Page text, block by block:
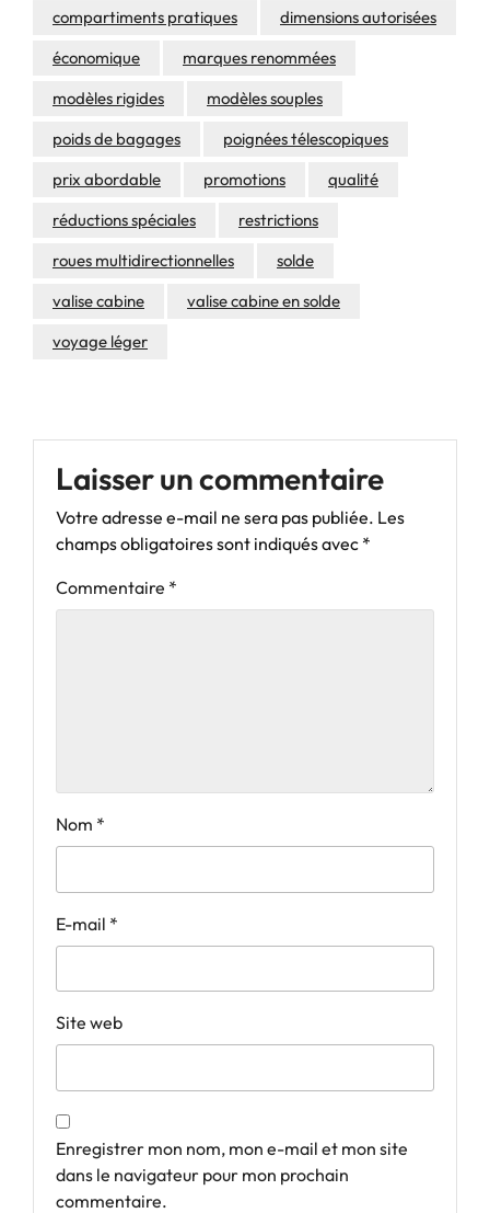
compartiments pratiques
dimensions autorisées
économique
marques renommées
modèles rigides
modèles souples
poids de bagages
poignées télescopiques
prix abordable
promotions
qualité
réductions spéciales
restrictions
roues multidirectionnelles
solde
valise cabine
valise cabine en solde
voyage léger
Laisser un commentaire
Votre adresse e-mail ne sera pas publiée. Les
champs obligatoires sont indiqués avec *
Commentaire *
Nom *
E-mail *
Site web
Enregistrer mon nom, mon e-mail et mon site
dans le navigateur pour mon prochain
commentaire.